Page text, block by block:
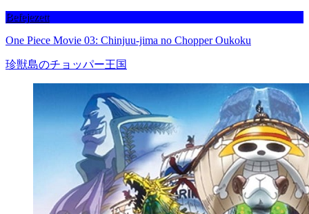
Befejezett
One Piece Movie 03: Chinjuu-jima no Chopper Oukoku
珍獣島のチョッパー王国